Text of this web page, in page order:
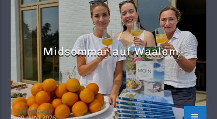
Midsommar auf Waalem
Stefan Gaul